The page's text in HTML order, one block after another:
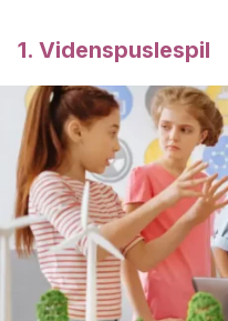
1. Videnspuslespil